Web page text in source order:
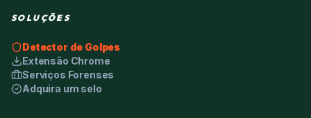
SOLUÇÕES
Detector de Golpes
Extensão Chrome
Serviços Forenses
Adquira um selo